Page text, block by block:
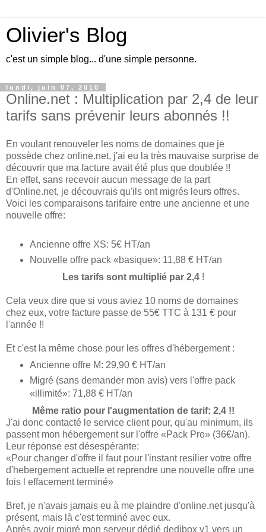
Olivier's Blog
c'est un simple blog... d'une simple personne.
lundi, juin 07, 2010
Online.net : Multiplication par 2,4 de leur
tarifs sans prévenir leurs abonnés !!
En voulant renouveler les noms de domaines que je
possède chez online.net, j'ai eu la très mauvaise surprise de
découvrir que ma facture avait été plus que doublée !!
En effet, sans recevoir aucun message de la part
d'Online.net, je découvrais qu'ils ont migrés leurs offres.
Voici les comparaisons tarifaire entre une ancienne et une
nouvelle offre:
Ancienne offre XS: 5€ HT/an
Nouvelle offre pack «basique»: 11,88 € HT/an
Les tarifs sont multiplié par 2,4!
Cela veux dire que si vous aviez 10 noms de domaines
chez eux, votre facture passe de 55€ TTC à 131 € pour
l'année !!
Et c'est la même chose pour les offres d'hébergement :
Ancienne offre M: 29,90 € HT/an
Migré (sans demander mon avis) vers l'offre pack
«illimité»: 71,88 € HT/an
Même ratio pour l'augmentation de tarif: 2,4 !!
J'ai donc contacté le service client pour, qu'au minimum, ils
passent mon hébergement sur l'offre «Pack Pro» (36€/an).
Leur réponse est désespérante:
«Pour changer d'offre il faut pour l'instant resilier votre offre
d'hebergement actuelle et reprendre une nouvelle offre une
fois l effacement terminé»
Bref, je n'avais jamais eu à me plaindre d'online.net jusqu'à
présent, mais là c'est terminé avec eux.
Après avoir migré mon serveur dédié dedibox v1 vers un